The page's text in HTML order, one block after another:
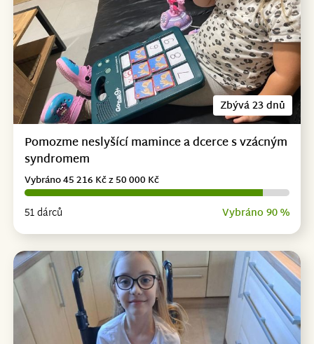
Zbývá 23 dnů
Pomozme neslyšící mamince a dcerce s vzácným
syndromem
51 dárců Vybráno 90 %
Vybráno 45 216 Kč z 50 000 Kč